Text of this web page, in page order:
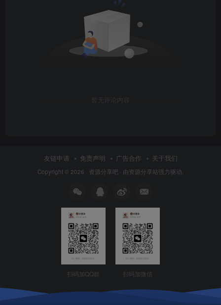
暂无评论内容
友链申请 免责声明 广告合作 关于我们
Copyright © 2026 · 资源分享吧 · 由资源分享站强力驱动.
扫码加QQ群 扫码加微信